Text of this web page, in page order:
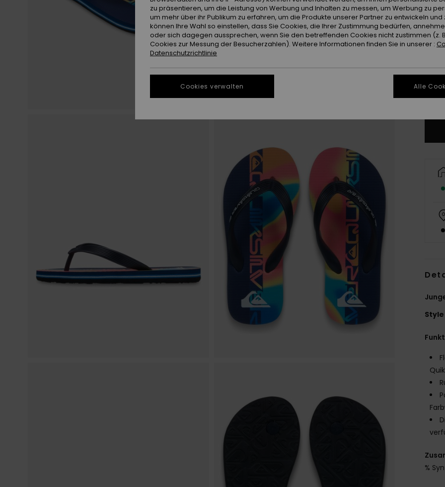
Style
%
zu präsentieren, um die Leistung von Werbung und Inhalten zu messen, um Werbung zu
um mehr über ihr Publikum zu erfahren, um die Produkte unserer Partner zu entwickeln und
können Ihre Wahl so einstellen, dass Sie Cookies, die Ihrer Zustimmung bedürfen,
oder sich dagegen aussprechen, wenn Sie den betreffenden Cookies nicht zustimmen (z.
Cookies zur Messung der Besucherzahlen). Weitere Informationen finden Sie in unserer :
Datenschutzrichtlinie
Cookies verwalten Alle